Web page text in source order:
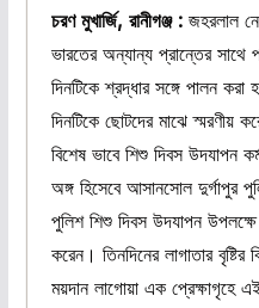
চরণ মুখার্জি, রানীগঞ্জ : জহরলাল
ভারতের অন্যান্য প্রান্তের সাথে
দিনটিকে শ্রদ্ধার সঙ্গে পালন
দিনটিকে ছোটদের মাঝে স্মরণীয়
বিশেষ ভাবে শিশু দিবস উদযাপন
অঙ্গ হিসেবে আসানসোল দুর্গাপুর
পুলিশ শিশু দিবস উদযাপন
করেন। তিনদিনের লাগাতার
ময়দান লাগোয়া এক